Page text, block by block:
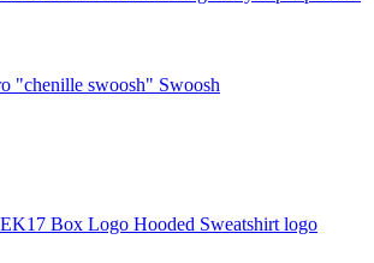
"chenille swoosh" Swoosh
Box Logo Hooded Sweatshirt logo